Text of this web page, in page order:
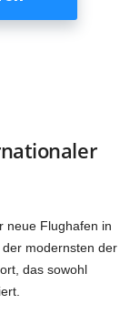
neue Flughafen in
modernsten der
das sowohl